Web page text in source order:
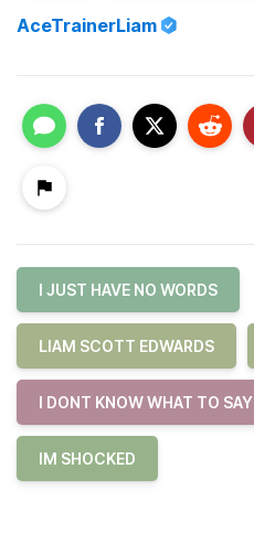
AceTrainerLiam
I JUST HAVE NO WORDS
LIAM SCOTT EDWARDS
I DONT KNOW WHAT TO SAY
IM SHOCKED